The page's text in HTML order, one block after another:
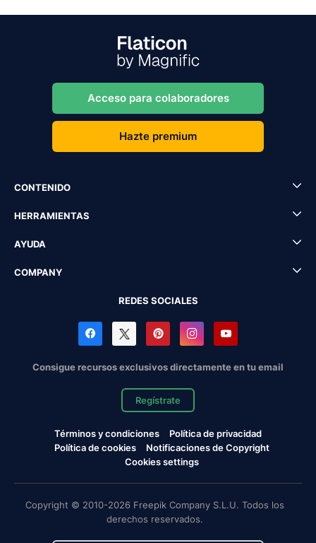
Acceso para colaboradores
Hazte premium
CONTENIDO
HERRAMIENTAS
AYUDA
COMPANY
REDES SOCIALES
Consigue recursos exclusivos directamente en tu email
Regístrate
Términos y condiciones
Política de privacidad
Política de cookies
Notificaciones de Copyright
Cookies settings
Copyright © 2010-2026 Freepik Company S.L.U. Todos los
derechos reservados.